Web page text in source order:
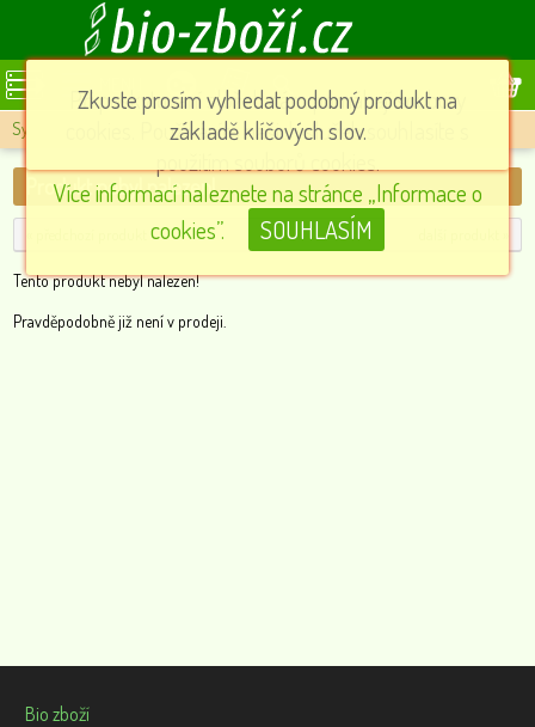
MENU
Sypané čaje Produkt nebyl nalezen!
Produkt nebyl nalezen!
Tento produkt nebyl nalezen!
Pravděpodobně již není v prodeji.
Bio zboží
Při poskytování služeb nám pomáhají soubory
cookies. Používáním našich služeb souhlasíte s
Více informací naleznete na stránce „Informace o
cookies”.
SOUHLASÍM
Zkuste prosím vyhledat podobný produkt na
základě klíčových slov.